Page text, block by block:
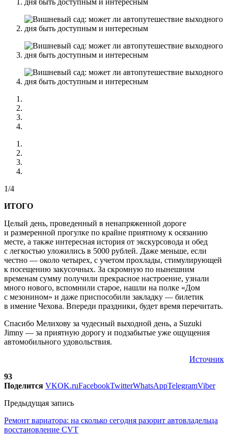
1/4
ИТОГО
Целый день, проведенный в ненапряженной дороге
и размеренной прогулке по крайне приятному к осязанию
месте, а также интересная история от экскурсовода и обед
с легкостью уложились в 5000 рублей. Даже меньше, если
честно — около четырех, с учетом прохлады, стимулирующей
к посещению закусочных. За скромную по нынешним
временам сумму получили прекрасное настроение, узнали
много нового, вспомнили старое, нашли на полке «Дом
с мезонином» и даже приспособили закладку — билетик
в имение Чехова. Впереди праздники, будет время перечитать.
Спасибо Мелихову за чудесный выходной день, а Suzuki
Jimny — за приятную дорогу и подзабытые уже ощущения
автомобильного удовольствия.
Источник
93
Поделится VKOK.ruFacebookTwitterWhatsAppTelegramViber
Предыдущая запись
Ремонт вариатора: на сколько сегодня разорит автовладельца
восстановление CVT